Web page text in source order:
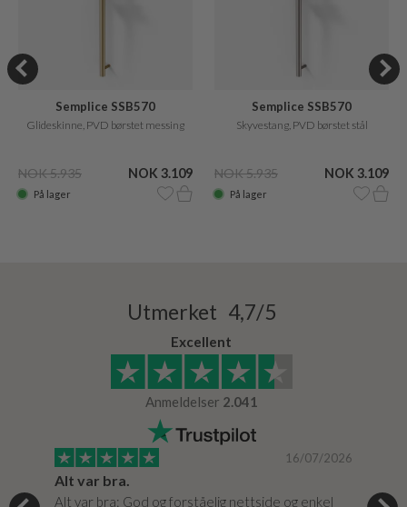
Semplice SSB570
Glideskinne, PVD børstet messing
NOK 5.935 NOK 3.109
På lager
Semplice SSB570
Skyvestang, PVD børstet stål
NOK 5.935 NOK 3.109
På lager
Utmerket 4,7/5
Excellent
Anmeldelser 2.041
16/07/2026
Alt var bra.
Alt var bra: God og forståelig nettside og enkel
Jeg